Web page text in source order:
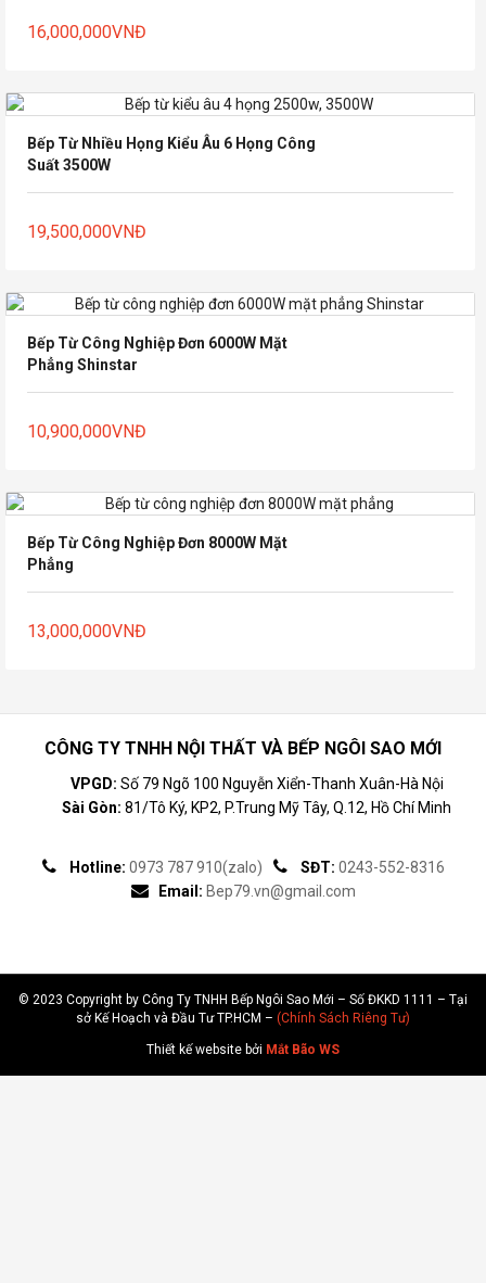
16,000,000VNĐ
Bếp Từ Nhiều Họng Kiểu Âu 6 Họng Công
Suất 3500W
19,500,000VNĐ
Bếp Từ Công Nghiệp Đơn 6000W Mặt
Phẳng Shinstar
10,900,000VNĐ
Bếp Từ Công Nghiệp Đơn 8000W Mặt
Phẳng
13,000,000VNĐ
CÔNG TY TNHH NỘI THẤT VÀ BẾP NGÔI SAO MỚI
VPGD: Số 79 Ngõ 100 Nguyễn Xiển-Thanh Xuân-Hà Nội
Sài Gòn: 81/Tô Ký, KP2, P.Trung Mỹ Tây, Q.12, Hồ Chí Minh
Hotline: 0973 787 910(zalo) SĐT: 0243-552-8316
Email: Bep79.vn@gmail.com
© 2023 Copyright by Công Ty TNHH Bếp Ngôi Sao Mới – Số ĐKKD 1111 – Tại
sở Kế Hoạch và Đầu Tư TP.HCM – (Chính Sách Riêng Tư)
Thiết kế website bởi Mắt Bão WS